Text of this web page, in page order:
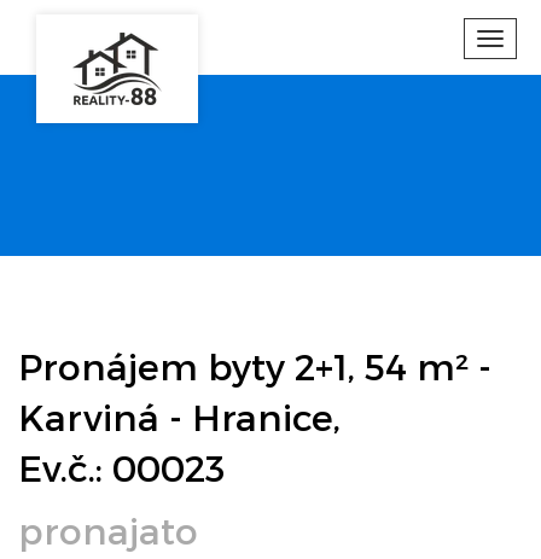
Pronájem byty 2+1, 54 m² -
Karviná - Hranice,
Ev.č.: 00023
pronajato